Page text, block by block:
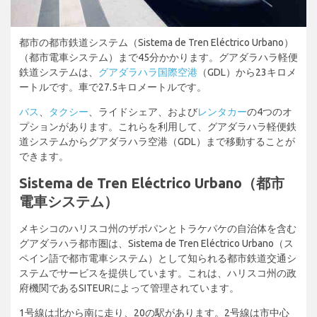
都市の都市鉄道システム（Sistema de Tren Eléctrico Urbano）
（都市電車システム）まで45分かかります。グアダラハラ軽便
鉄道システムは、 グアダラハラ国際空港 （GDL）から23キロメ
ートルです。車で27.5キロメートルです。
バス、 タクシー、ライドシェア、およびレンタカーの4つのオ
プションがあります。これらを利用して、グアダラハラ軽便鉄
道システムからグアダラハラ空港（GDL）まで移動することが
できます。
Sistema de Tren Eléctrico Urbano（都市
電車システム）
メキシコのハリスコ州のザポパンとトラケパケの自治体を含む
グアダラハラ都市圏は、Sistema de Tren Eléctrico Urbano（ス
ペイン語で都市電車システム）として知られる都市鉄道交通シ
ステムでサービスを提供しています。これは、ハリスコ州の政
府機関であるSITEURによって管理されています。
1号線は北から南に走り、20の駅があります。2号線は市中心